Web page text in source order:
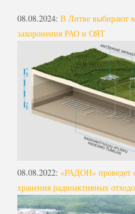
08.08.2024: В Литве выбирают
захоронения РАО и ОЯТ
08.08.2022: «РАДОН» проведет
хранения радиоактивных